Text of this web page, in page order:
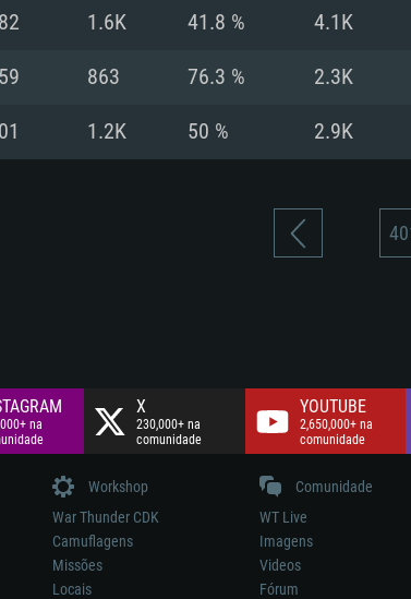
Disco: 60,2 GB
Network: Internet de
Disco: 60,2 GB
1.6K 41.8 % 4.1K
863 76.3 % 2.3K
1.2K 50 % 2.9K
na
X
230,000+ na
comunidade
YOUTUBE
2,650,000+ na
comunidade
Workshop
War Thunder CDK
Camuflagens
Missões
Locais
Comunidade
WT Live
Imagens
Videos
Fórum